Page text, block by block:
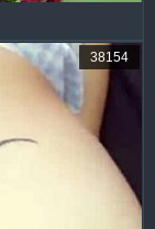
38154